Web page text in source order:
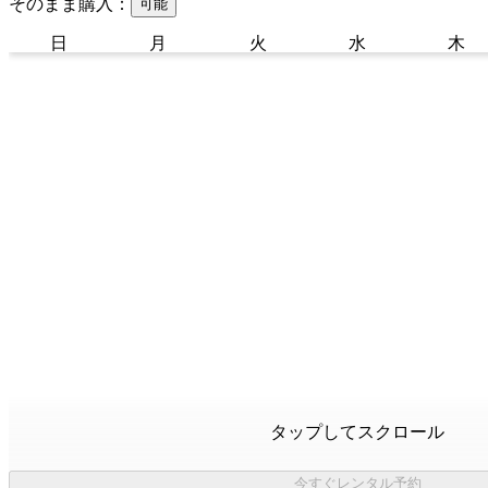
可能
日 月 火 水 木
タップしてスクロール
今すぐレンタル予約